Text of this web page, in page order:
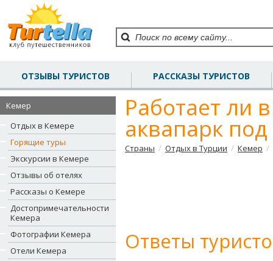
ОТЗЫВЫ ТУРИСТОВ РАССКАЗЫ ТУРИСТОВ
Кемер
Отдых в Кемере
Горящие туры
Экскурсии в Кемере
Отзывы об отелях
Рассказы о Кемере
Достопримечательности
Кемера
Фотографии Кемера
Отели Кемера
Работает ли
аквапарк
Страны / Отдых в Турции / Кемер /
Ответы